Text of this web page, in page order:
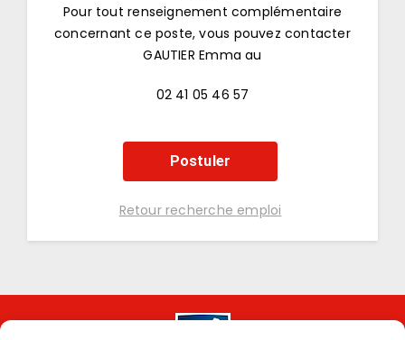
Pour tout renseignement complémentaire
concernant ce poste, vous pouvez contacter
GAUTIER Emma au
02 41 05 46 57
Postuler
Retour recherche emploi